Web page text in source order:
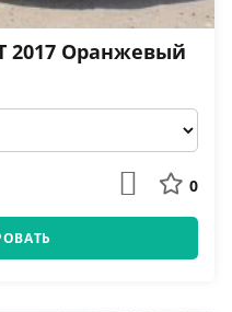
2017 Оранжевый
0